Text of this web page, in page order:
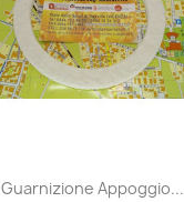
Guarnizione Appoggio...